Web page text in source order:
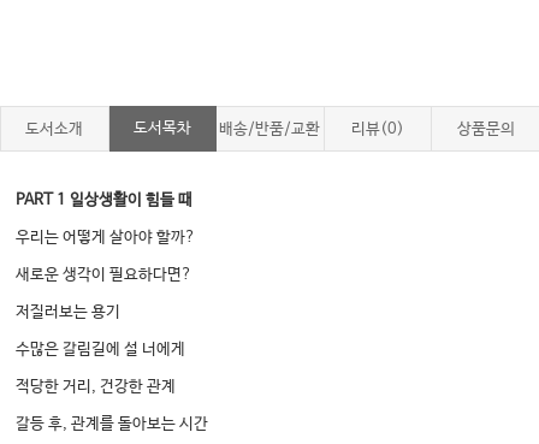
도서소개 도서목차 배송/반품/교환 리뷰(0) 상품문의
PART 1 일상생활이 힘들 때
우리는 어떻게 살아야 할까?
새로운 생각이 필요하다면?
저질러보는 용기
수많은 갈림길에 설 너에게
적당한 거리, 건강한 관계
갈등 후, 관계를 돌아보는 시간